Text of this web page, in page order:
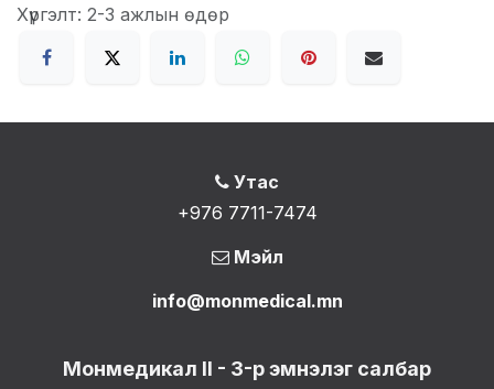
Хүргэлт: 2-3 ажлын өдөр
Утас
+976 7711-7474
Мэйл
info@monmedical.mn
Монмедикал II - 3-р эмнэлэг салбар